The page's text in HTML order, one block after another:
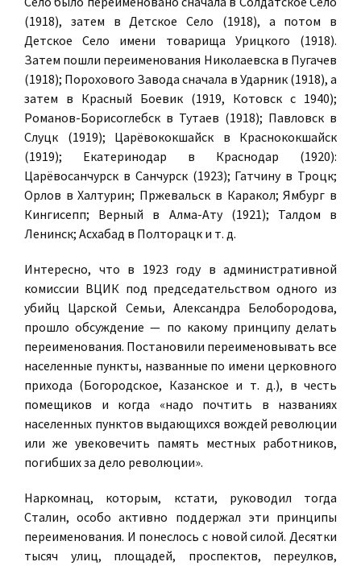
(1918), затем в Детское Село (1918), а потом в
Детское Село имени товарища Урицкого (1918).
Затем пошли переименования Николаевска в Пугачев
(1918); Порохового Завода сначала в Ударник (1918), а
затем в Красный Боевик (1919, Котовск с 1940);
Романов-Борисоглебск в Тутаев (1918); Павловск в
Слуцк (1919); Царёвококшайск в Краснококшайск
(1919); Екатеринодар в Краснодар (1920):
Царёвосанчурск в Санчурск (1923); Гатчину в Троцк;
Орлов в Халтурин; Пржевальск в Каракол; Ямбург в
Кингисепп; Верный в Алма-Ату (1921); Талдом в
Ленинск; Асхабад в Полторацк и т. д.
Интересно, что в 1923 году в административной
комиссии ВЦИК под председательством одного из
убийц Царской Семьи, Александра Белобородова,
прошло обсуждение — по какому принципу делать
переименования. Постановили переименовывать все
населенные пункты, названные по имени церковного
прихода (Богородское, Казанское и т. д.), в честь
помещиков и когда «надо почтить в названиях
населенных пунктов выдающихся вождей революции
или же увековечить память местных работников,
погибших за дело революции».
Наркомнац, которым, кстати, руководил тогда
Сталин, особо активно поддержал эти принципы
переименования. И понеслось с новой силой. Десятки
тысяч улиц, площадей, проспектов, переулков,